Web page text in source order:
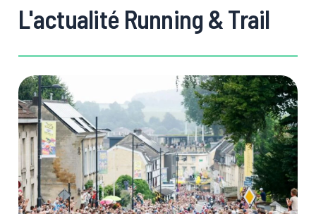
L'actualité Running & Trail